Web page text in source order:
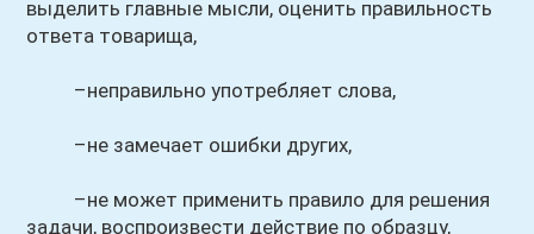
выделить главные мысли, оценить правильность
ответа товарища,
–неправильно употребляет слова,
–не замечает ошибки других,
–не может применить правило для решения
задачи, воспроизвести действие по образцу,